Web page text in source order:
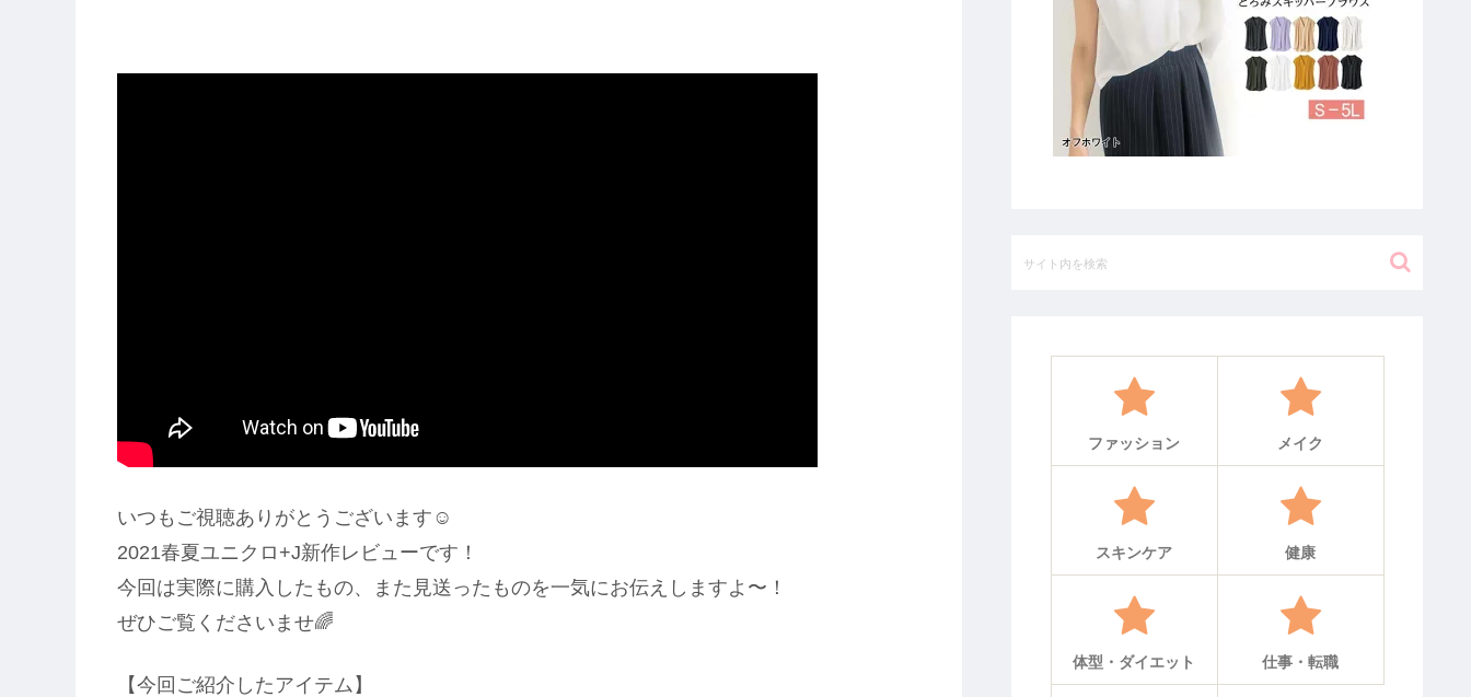
いつもご視聴ありがとうございます☺️
2021春夏ユニクロ+J新作レビューです！
今回は実際に購入したもの、また見送ったものを一気にお伝えしますよ〜！
ぜひご覧くださいませ🌈
【今回ご紹介したアイテム】
ファッション メイク
スキンケア 健康
体型・ダイエット 仕事・転職